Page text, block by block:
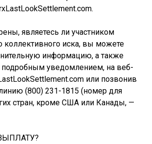
являетесь ли участником
коллективного иска, вы можете
информацию, а также
подробным уведомлением, на веб-
или позвонив
(800) 231-1815 (номер для
стран, кроме США или Канады, —